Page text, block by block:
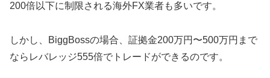
200倍以下に制限される海外FX業者も多いです。
しかし、BiggBossの場合、証拠金200万円〜500万円まで
ならレバレッジ555倍でトレードができるのです。